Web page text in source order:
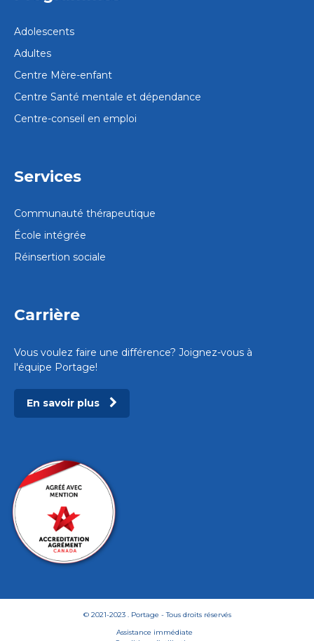
Adolescents
Adultes
Centre Mère-enfant
Centre Santé mentale et dépendance
Centre-conseil en emploi
Services
Communauté thérapeutique
École intégrée
Réinsertion sociale
Carrière
Vous voulez faire une différence? Joignez-vous à
l'équipe Portage!
En savoir plus
© 2021-2023 . Portage - Tous droits réservés
Assistance immédiate